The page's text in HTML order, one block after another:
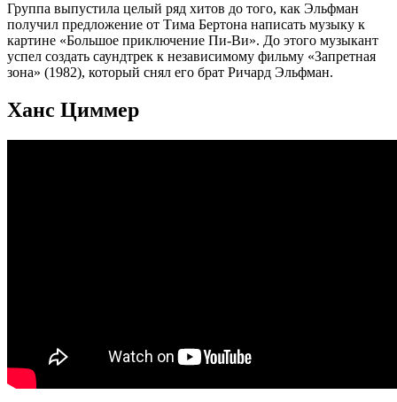
Группа выпустила целый ряд хитов до того, как Эльфман
получил предложение от Тима Бертона написать музыку к
картине «Большое приключение Пи-Ви». До этого музыкант
успел создать саундтрек к независимому фильму «Запретная
зона» (1982), который снял его брат Ричард Эльфман.
Ханс Циммер